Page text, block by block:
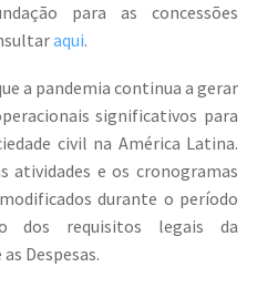
para as concessões
aqui.
a pandemia continua a gerar
significativos para
civil na América Latina.
atividades e os cronogramas
durante o período
dos requisitos legais da
Despesas.